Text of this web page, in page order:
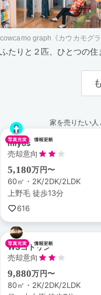
cowcamo graph《カウカモグラ
ふたりと２匹、ひとつの住
家を売りたい
miyos
売却意向
5,180万円〜
60㎡・2K/2DK/2LDK
上野毛 徒歩13分
616
WSコトリン
売却意向
9,880万円〜
80㎡・2K/2DK/2LDK